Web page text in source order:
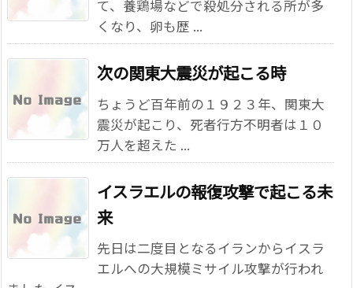
て、養鶏場などで殺処分される所が多
くなり、卵も歴 ...
次の関東大震災が起こる時
ちょうど百年前の１９２３年、関東大
震災が起こり、死者行方不明者は１０
万人を超えた ...
イスラエルの報復攻撃で起こる未
来
先日は二度目となるイランからイスラ
エルへの大規模ミサイル攻撃が行われ